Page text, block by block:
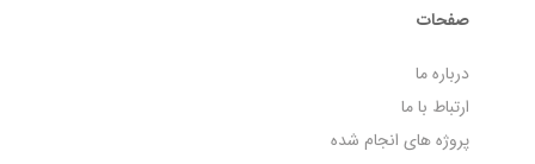
صفحات
درباره ما
ارتباط با ما
پروژه های انجام شده